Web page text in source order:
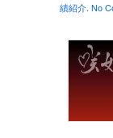
績紹介. No